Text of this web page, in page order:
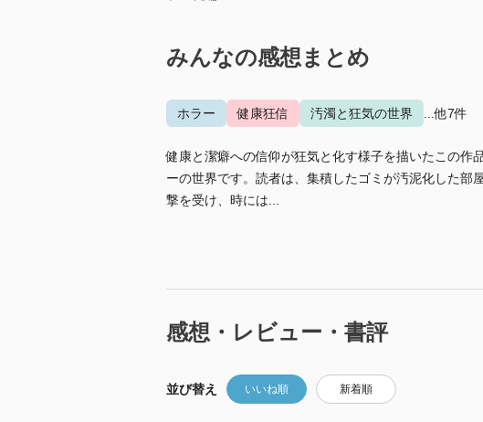
みんなの感想まとめ
ホラー 健康狂信 汚濁と狂気の世界 ...他7件
健康と潔癖への信仰が狂気と化す様子を描いたこの作
ーの世界です。読者は、集積したゴミが汚泥化した部
撃を受け、時には...
感想・レビュー・書評
並び替え いいね順 新着順